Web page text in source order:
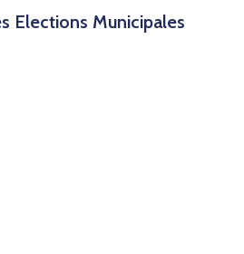
Elections Municipales